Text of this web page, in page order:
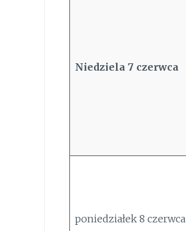
Niedziela 7 czerwca
poniedziałek 8 czerwca